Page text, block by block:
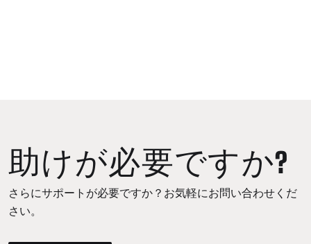
助けが必要ですか?
さらにサポートが必要ですか？お気軽にお問い合わせくだ
さい。